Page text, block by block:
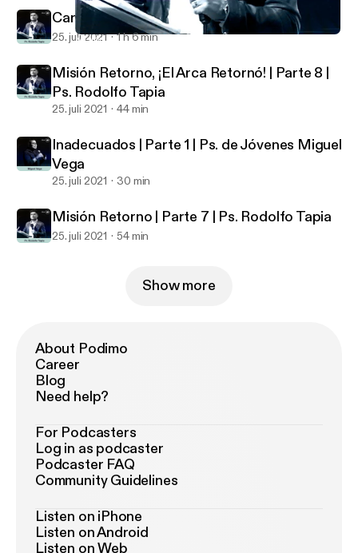
Misión Retorno, ¡El Arca Retornó! | Parte 8 | Ps. Rodolfo Tapia
Carpe Diem | Ps. Rodolfo Tapia
25. juli 2021 1 h 6 min
Misión Retorno, ¡El Arca Retornó! | Parte 8 |
Ps. Rodolfo Tapia
25. juli 2021 44 min
Inadecuados | Parte 1 | Ps. de Jóvenes Miguel
Vega
25. juli 2021 30 min
Misión Retorno | Parte 7 | Ps. Rodolfo Tapia
25. juli 2021 54 min
Show more
About Podimo
Career
Blog
Need help?
For Podcasters
Log in as podcaster
Podcaster FAQ
Community Guidelines
Listen on iPhone
Listen on Android
Listen on Web